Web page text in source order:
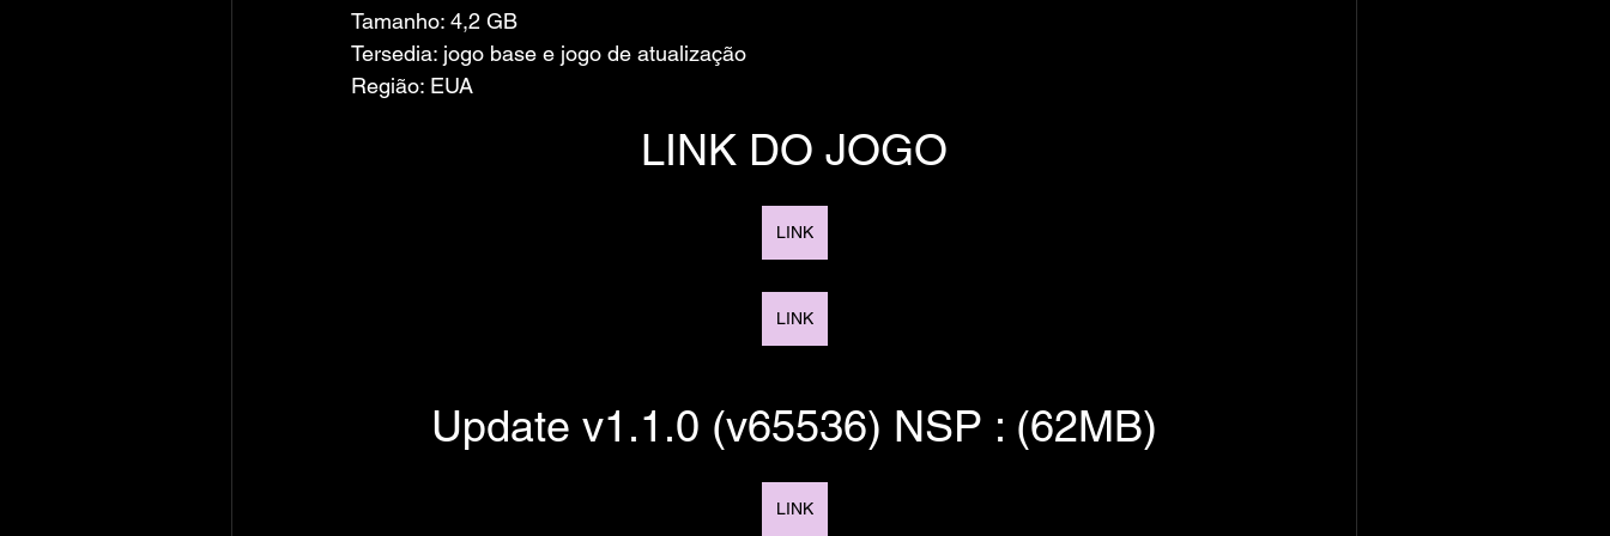
Tamanho: 4,2 GB
Tersedia: jogo base e jogo de atualização
Região: EUA
LINK DO JOGO
LINK
LINK
Update v1.1.0 (v65536) NSP : (62MB)
LINK